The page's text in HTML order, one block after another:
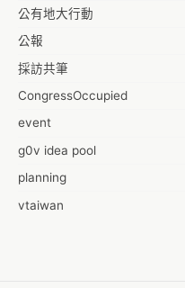
Abby Wu
Achernar Tseng
Acsa Lu
Ada Huang
Aeon Lin
Afey Hsu
Aging Huang
Ahdaa Yeh
公有地大行動
公報
採訪共筆
CongressOccupied
event
g0v idea pool
planning
vtaiwan